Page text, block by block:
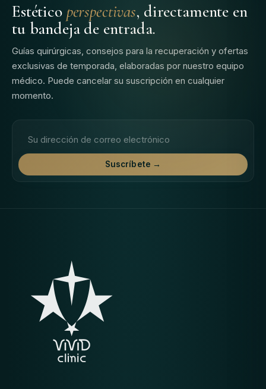
Estético perspectivas, directamente en
tu bandeja de entrada.
Guías quirúrgicas, consejos para la recuperación y ofertas
exclusivas de temporada, elaboradas por nuestro equipo
médico. Puede cancelar su suscripción en cualquier
momento.
Suscríbete →